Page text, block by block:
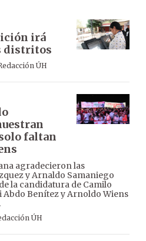
irá
distritos
ÚH
faltan
agradecieron las
y Arnaldo Samaniego
la candidatura de Camilo
Abdo Benítez y Arnoldo Wiens
ÚH